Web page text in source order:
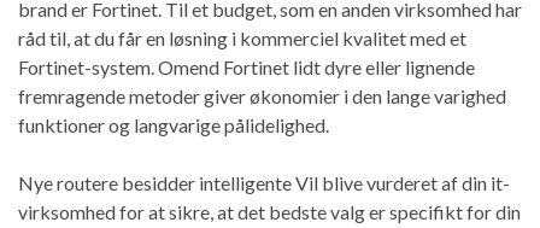
brand er Fortinet. Til et budget, som en anden virksomhed har
råd til, at du får en løsning i kommerciel kvalitet med et
Fortinet-system. Omend Fortinet lidt dyre eller lignende
fremragende metoder giver økonomier i den lange varighed
funktioner og langvarige pålidelighed.
Nye routere besidder intelligente Vil blive vurderet af din it-
virksomhed for at sikre, at det bedste valg er specifikt for din